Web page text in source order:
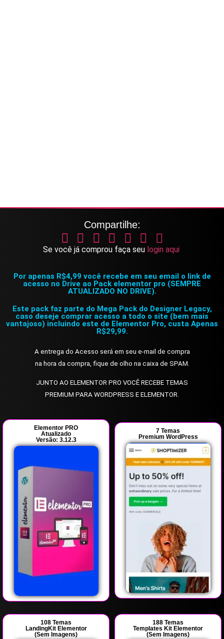
Compartilhe:
Se você já comprou faça seu login aqui
Por apenas R$4,99 você recebe em seu email o link de
acesso no Drive ao Pack elementor pro (SEMPRE
ATUALIZADO NO DRIVE).
Este pack faz parte do Mega Pack do Designer Legacy,
caso deseje comprar acesso a todo o site (bem mais
vantajoso) incluindo este de Elementor Pro, custa Apenas
R$29,99.
A entrega do Acesso será em seu e-mail de compra
na hora da compra, fique de olho na caixa de SPAM.
JUNTO AO ELEMENTOR PRO VOCÊ RECEBE TEMAS
PREMIUM PARA WORDPRESS E ELEMENTOR.
Elementor PRO
Atualizado
Versão: 3.12.3
7 Temas
Premium WordPress
108 Temas
LandingKit Elementor
(Sem Imagens)
188 Temas
Templates Kit Elementor
(Sem Imagens)